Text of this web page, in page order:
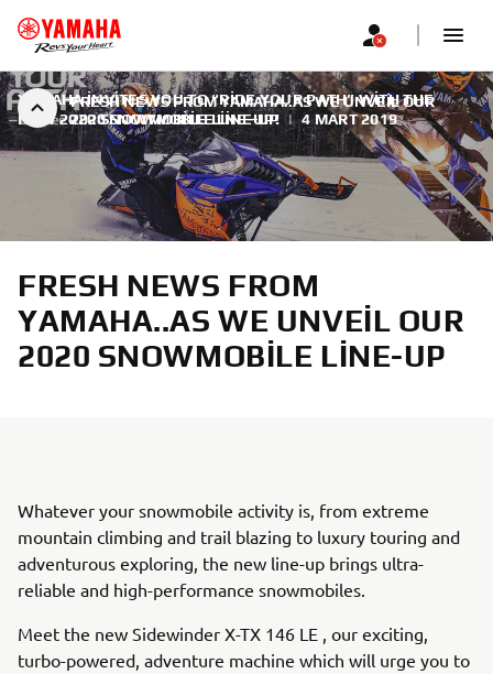
FRESH NEWS FROM YAMAHA..AS WE UNVEIL OUR
2020 SNOWMOBILE LINE-UP
YAMAHA INVITES YOU TO “RIDE YOUR PATH” WITH THE
NEW 2020 SNOWMOBILE LINE-UP! | 4 MART 2019
FRESH NEWS FROM
YAMAHA..AS WE UNVEIL OUR
2020 SNOWMOBILE LINE-UP
Whatever your snowmobile activity is, from extreme
mountain climbing and trail blazing to luxury touring and
adventurous exploring, the new line-up brings ultra-
reliable and high-performance snowmobiles.
Meet the new Sidewinder X-TX 146 LE , our exciting,
turbo-powered, adventure machine which will urge you to